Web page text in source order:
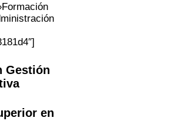
Gestión
en